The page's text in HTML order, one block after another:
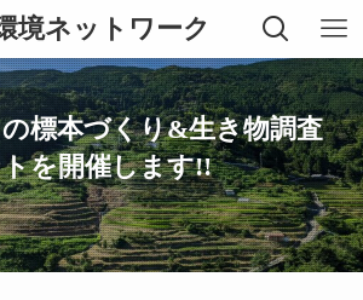
境ネットワーク
標本づくり&生き物調査
を開催します!!